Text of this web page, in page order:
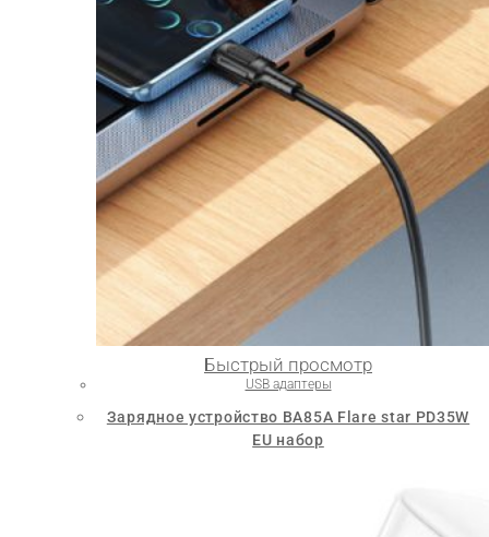
Быстрый просмотр
USB адаптеры
Зарядное устройство BA85A Flare star PD35W
EU набор